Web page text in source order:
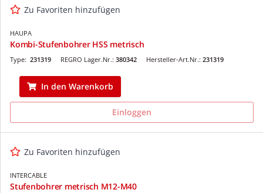
Zu Favoriten hinzufügen
HAUPA
Kombi-Stufenbohrer HSS metrisch
REGRO Lager.Nr.: 380342
Type: 231319 Hersteller-Art.Nr.: 231319
In den Warenkorb
Einloggen
Zu Favoriten hinzufügen
INTERCABLE
Stufenbohrer metrisch M12-M40